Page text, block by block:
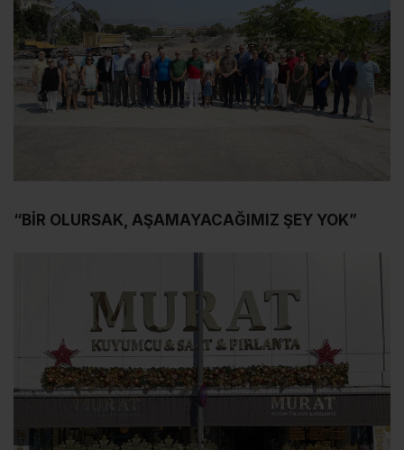
“BİR OLURSAK, AŞAMAYACAĞIMIZ ŞEY YOK”